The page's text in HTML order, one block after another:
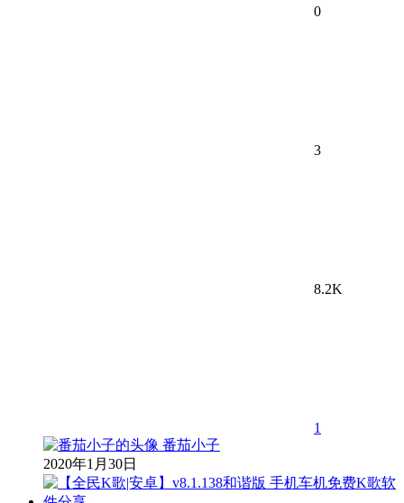
0
3
8.2K
1
番茄小子
2020年1月30日